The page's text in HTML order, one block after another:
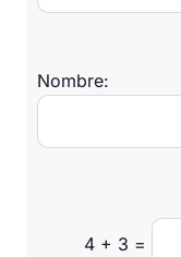
Nombre:
4 + 3 =